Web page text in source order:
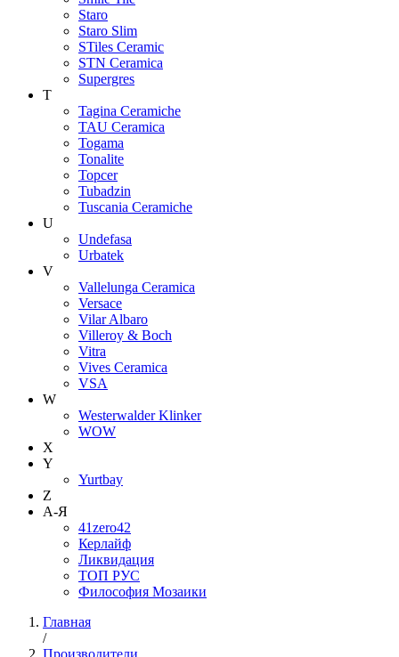
Staro
Staro Slim
STiles Ceramic
STN Ceramica
Supergres
T
Tagina Ceramiche
TAU Ceramica
Togama
Tonalite
Topcer
Tubadzin
Tuscania Ceramiche
U
Undefasa
Urbatek
V
Vallelunga Ceramica
Versace
Vilar Albaro
Villeroy & Boch
Vitra
Vives Ceramica
VSA
W
Westerwalder Klinker
WOW
X
Y
Yurtbay
Z
А-Я
41zero42
Керлайф
Ликвидация
ТОП РУС
Философия Мозаики
Главная
/
Производители